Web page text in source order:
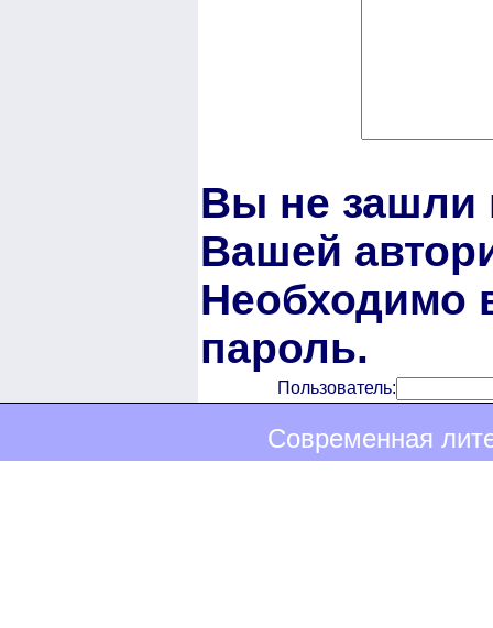
Вы не зашли
Вашей
Необходимо
пароль.
Пользователь:
Современная